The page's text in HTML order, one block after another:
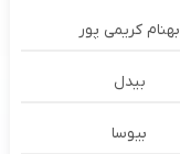
بهنام کریمی پور
بیدل
بیوسا